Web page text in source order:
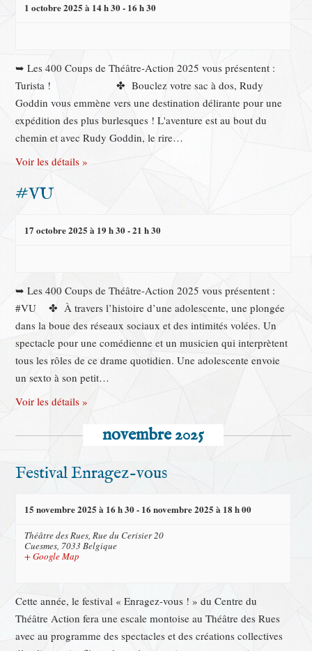
1 octobre 2025 à 14 h 30- 16 h 30
➥ Les 400 Coups de Théâtre-Action 2025 vous présentent :
Turista ! ✤ Bouclez votre sac à dos, Rudy
Goddin vous emmène vers une destination délirante pour une
expédition des plus burlesques ! L'aventure est au bout du
chemin et avec Rudy Goddin, le rire…
Voir les détails »
#VU
17 octobre 2025 à 19 h 30-21 h 30
➥ Les 400 Coups de Théâtre-Action 2025 vous présentent :
#VU ✤ À travers l’histoire d’une adolescente, une plongée
dans la boue des réseaux sociaux et des intimités volées. Un
spectacle pour une comédienne et un musicien qui interprètent
tous les rôles de ce drame quotidien. Une adolescente envoie
un sexto à son petit…
Voir les détails »
novembre 2025
Festival Enragez-vous
15 novembre 2025 à 16 h 30- 16 novembre 2025 à 18 h 00
Théâtre des Rues, Rue du Cerisier 20
Cuesmes, 7033 Belgique
+ Google Map
Cette année, le festival « Enragez-vous ! » du Centre du
Théâtre Action fera une escale montoise au Théâtre des Rues
avec au programme des spectacles et des créations collectives